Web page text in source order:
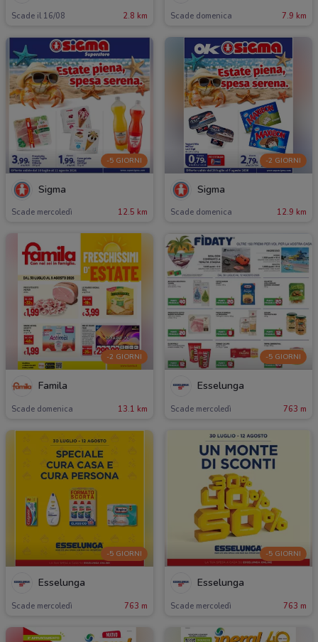
Scade il 16/08 2.8 km Scade domenica 7.9 km
-5 GIORNI
Sigma
Scade mercoledì 12.5 km
-2 GIORNI
Sigma
Scade domenica 12.9 km
-2 GIORNI
Famila
Scade domenica 13.1 km
-5 GIORNI
Esselunga
Scade mercoledì 763 m
-5 GIORNI
Esselunga
Scade mercoledì 763 m
-5 GIORNI
Esselunga
Scade mercoledì 763 m